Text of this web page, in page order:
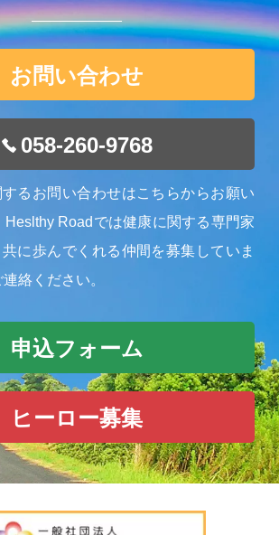
お問い合わせ
058-260-9768
るお問い合わせはこちらからお願い
Heslthy Roadでは健康に関する専門家
に歩んでくれる仲間を募集していま
絡ください。
申込フォーム
ヒーロー募集